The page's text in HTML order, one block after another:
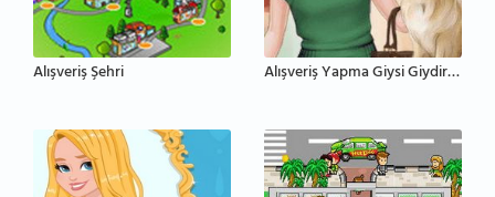
Alışveriş Şehri Alışveriş Yapma Giysi Giydirme